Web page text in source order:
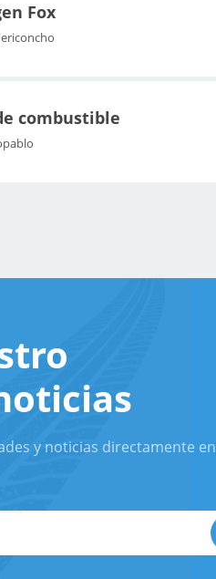
Fox
combustible
y noticias directamente